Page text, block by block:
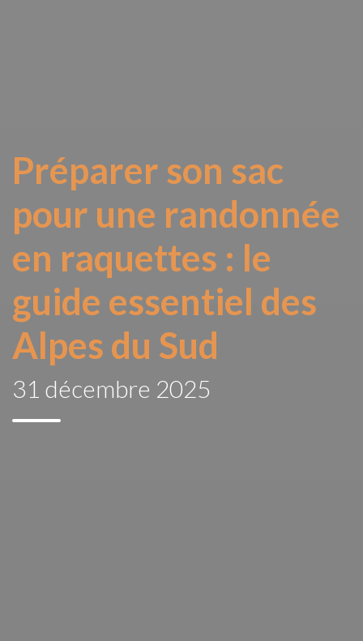
Préparer son sac
pour une randonnée
en raquettes : le
guide essentiel des
Alpes du Sud
31 décembre 2025